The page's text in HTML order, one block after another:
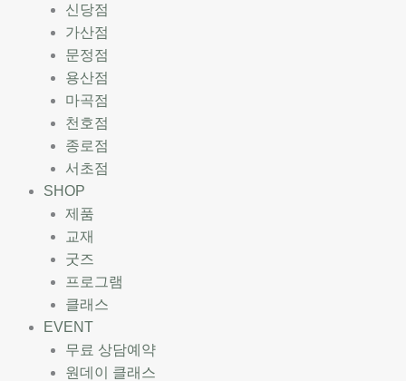
신당점
가산점
문정점
용산점
마곡점
천호점
종로점
서초점
SHOP
제품
교재
굿즈
프로그램
클래스
EVENT
무료 상담예약
원데이 클래스